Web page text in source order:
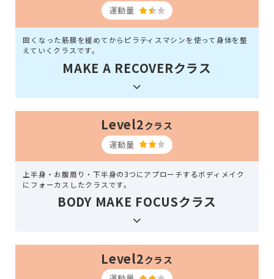
運動量
固くなった筋膜を緩めてからピラティスマシンを使って身体を整
えていくクラスです。
MAKE A RECOVERクラス
Level2クラス
運動量
上半身・お腹周り・下半身の3つにアプローチするボディメイク
にフォーカスしたクラスです。
BODY MAKE FOCUSクラス
Level2クラス